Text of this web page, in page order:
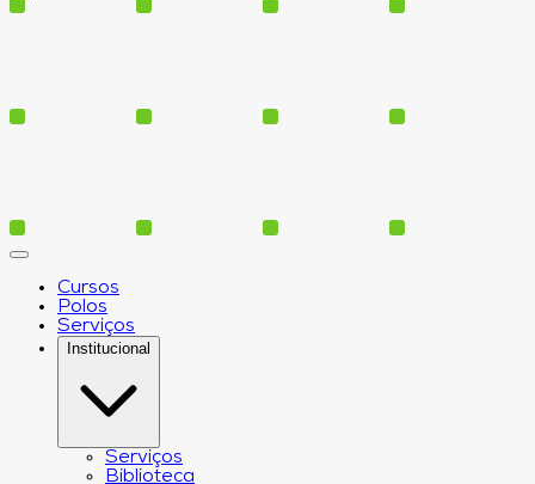
Cursos
Polos
Serviços
Institucional
Serviços
Biblioteca